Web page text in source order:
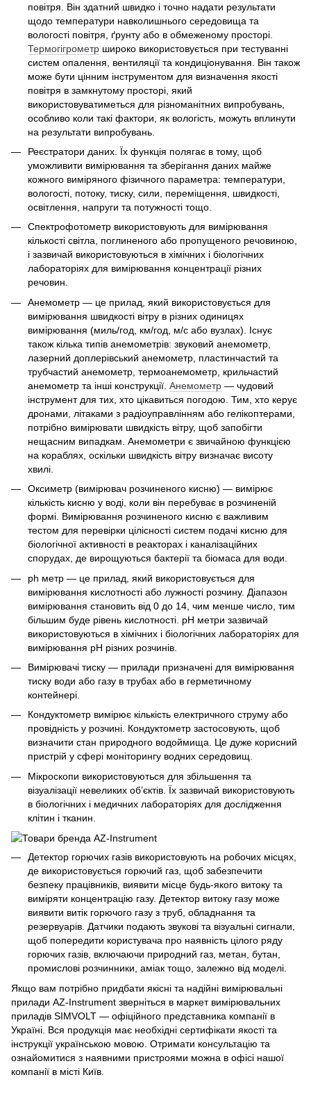
повітря. Він здатний швидко і точно надати результати
щодо температури навколишнього середовища та
вологості повітря, ґрунту або в обмеженому просторі.
Термогігрометр широко використовується при тестуванні
систем опалення, вентиляції та кондиціонування. Він також
може бути цінним інструментом для визначення якості
повітря в замкнутому просторі, який
використовуватиметься для різноманітних випробувань,
особливо коли такі фактори, як вологість, можуть вплинути
на результати випробувань.
Реєстратори даних. Їх функція полягає в тому, щоб
уможливити вимірювання та зберігання даних майже
кожного виміряного фізичного параметра: температури,
вологості, потоку, тиску, сили, переміщення, швидкості,
освітлення, напруги та потужності тощо.
Спектрофотометр використовують для вимірювання
кількості світла, поглиненого або пропущеного речовиною,
і зазвичай використовуються в хімічних і біологічних
лабораторіях для вимірювання концентрації різних
речовин.
Анемометр — це прилад, який використовується для
вимірювання швидкості вітру в різних одиницях
вимірювання (миль/год, км/год, м/с або вузлах). Існує
також кілька типів анемометрів: звуковий анемометр,
лазерний доплерівський анемометр, пластинчастий та
трубчастий анемометр, термоанемометр, крильчастий
анемометр та інші конструкції. Анемометр — чудовий
інструмент для тих, хто цікавиться погодою. Тим, хто керує
дронами, літаками з радіоуправлінням або гелікоптерами,
потрібно вимірювати швидкість вітру, щоб запобігти
нещасним випадкам. Анемометри є звичайною функцією
на кораблях, оскільки швидкість вітру визначає висоту
хвилі.
Оксиметр (вимірювач розчиненого кисню) — вимірює
кількість кисню у воді, коли він перебуває в розчиненій
формі. Вимірювання розчиненого кисню є важливим
тестом для перевірки цілісності систем подачі кисню для
біологічної активності в реакторах і каналізаційних
спорудах, де вирощуються бактерії та біомаса для води.
ph метр — це прилад, який використовується для
вимірювання кислотності або лужності розчину. Діапазон
вимірювання становить від 0 до 14, чим менше число, тим
більшим буде рівень кислотності. рН метри зазвичай
використовуються в хімічних і біологічних лабораторіях для
вимірювання pH різних розчинів.
Вимірювачі тиску — прилади призначені для вимірювання
тиску води або газу в трубах або в герметичному
контейнері.
Кондуктометр вимірює кількість електричного струму або
провідність у розчині. Кондуктометр застосовують, щоб
визначити стан природного водоймища. Це дуже корисний
пристрій у сфері моніторингу водних середовищ.
Мікроскопи використовуються для збільшення та
візуалізації невеликих об’єктів. Їх зазвичай використовують
в біологічних і медичних лабораторіях для дослідження
клітин і тканин.
Детектор горючих газів використовують на робочих місцях,
де використовується горючий газ, щоб забезпечити
безпеку працівників, виявити місце будь-якого витоку та
виміряти концентрацію газу. Детектор витоку газу може
виявити витік горючого газу з труб, обладнання та
резервуарів. Датчики подають звукові та візуальні сигнали,
щоб попередити користувача про наявність цілого ряду
горючих газів, включаючи природний газ, метан, бутан,
промислові розчинники, аміак тощо, залежно від моделі.
Якщо вам потрібно придбати якісні та надійні вимірювальні
прилади AZ-Instrument зверніться в маркет вимірювальних
приладів SIMVOLT — офіційного представника компанії в
Україні. Вся продукція має необхідні сертифікати якості та
інструкції українською мовою. Отримати консультацію та
ознайомитися з наявними пристроями можна в офісі нашої
компанії в місті Київ.